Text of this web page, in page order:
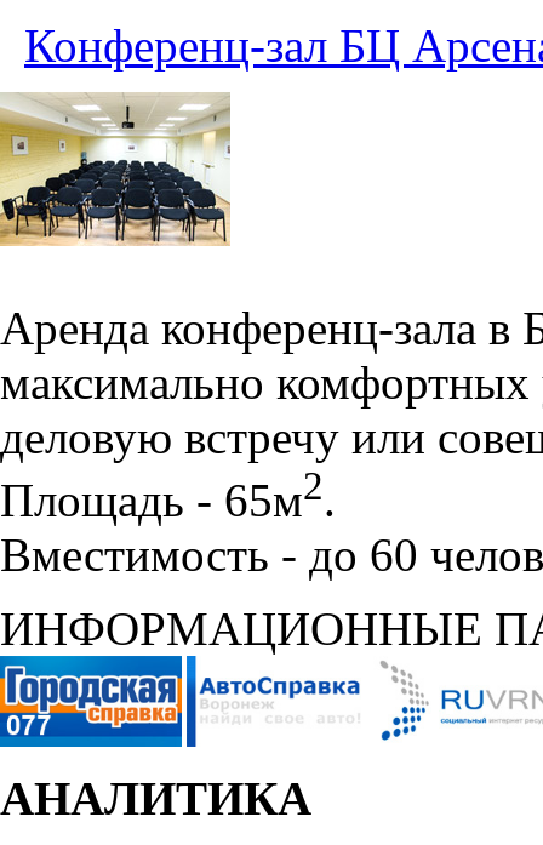
Конференц-зал БЦ
Аренда конференц-зала в
максимально комфортных
деловую встречу или
Площадь - 65м2.
Вместимость - до 60
ИНФОРМАЦИОННЫЕ
АНАЛИТИКА